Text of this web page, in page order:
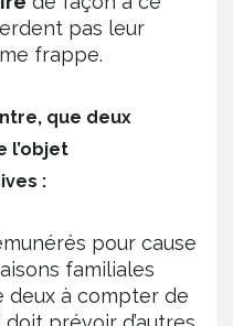
pas leur
frappe.
que deux
l’objet
:
pour cause
familiales
deux à compter de